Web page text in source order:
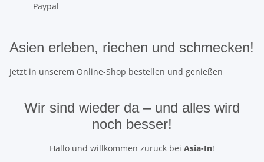
Paypal
Asien erleben, riechen und schmecken!
Jetzt in unserem Online-Shop bestellen und genießen
Wir sind wieder da– und alles wird
noch besser!
Hallo und willkommen zurück bei Asia-In!